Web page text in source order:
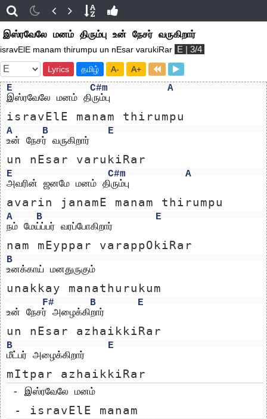
இஸ்ரவேலே மனம் திரும்பு உன் நேசர் வருகிறார்
isravElE manam thirumpu un nEsar varukiRar E | 3/4
Lyrics தமிழ் A- A+
E C#m
A
இஸ்ரவேலே மனம் திரும்பு
isravElE manam thirumpu
A B
E
உன் நேசர் வருகிறார்
un nEsar varukiRar
E C#m
A
அவரின் ஜனமே மனம் திரும்பு
avarin janamE manam thirumpu
A B
E
நம் மேய்ப்பர் வரப்போகிறார்
nam mEyppar varappOkiRar
B
உனக்காய் மனதுருகும்
unakkay manathurukum
F# B
E
உன் நேசர் அழைக்கிறார்
un nEsar azhaikkiRar
B
E
மீட்பர் அழைக்கிறார்
mItpar azhaikkiRar
- இஸ்ரவேலே மனம்
- isravElE manam